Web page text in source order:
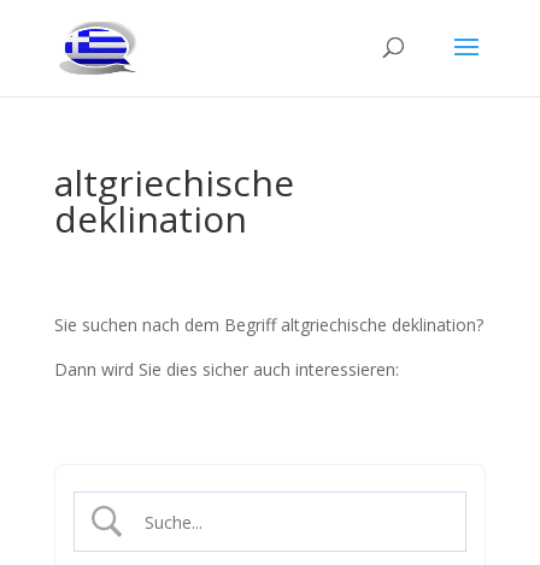
altgriechische
deklination
Sie suchen nach dem Begriff altgriechische deklination?
Dann wird Sie dies sicher auch interessieren: